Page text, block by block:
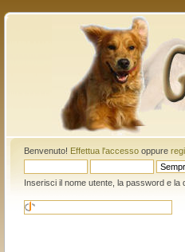
Benvenuto! Effettua l'accessooppure
Inserisci il nome utente, la password e la